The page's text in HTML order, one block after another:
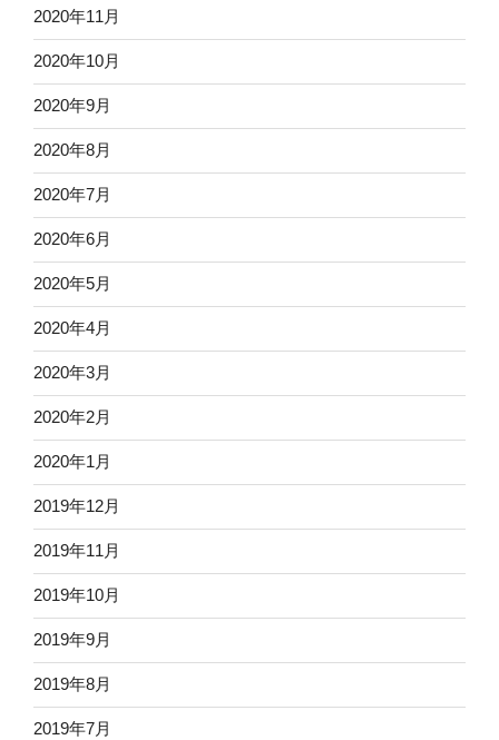
2020年11月
2020年10月
2020年9月
2020年8月
2020年7月
2020年6月
2020年5月
2020年4月
2020年3月
2020年2月
2020年1月
2019年12月
2019年11月
2019年10月
2019年9月
2019年8月
2019年7月